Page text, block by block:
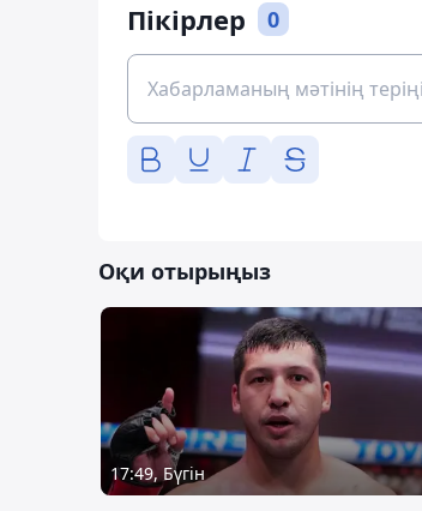
Пікірлер 0
Оқи отырыңыз
17:49, Бүгін